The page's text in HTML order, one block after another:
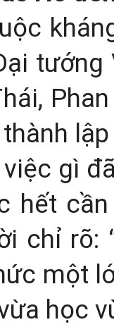
tướng
gì
hết
chỉ rõ:
một
học